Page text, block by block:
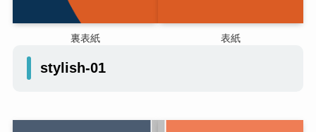
裏表紙 表紙
stylish-01